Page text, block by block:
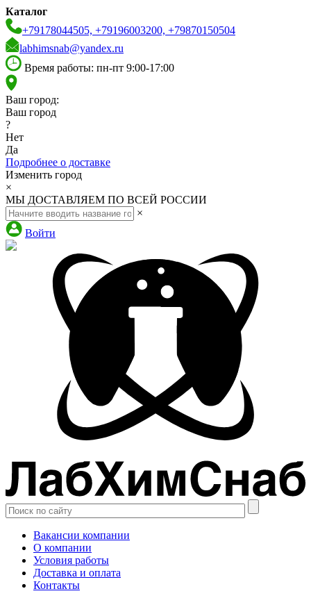
Каталог
+79178044505, +79196003200, +79870150504
labhimsnab@yandex.ru
Время работы: пн-пт 9:00-17:00
Ваш город:
Ваш город
?
Нет
Да
Подробнее о доставке
Изменить город
×
МЫ ДОСТАВЛЯЕМ ПО ВСЕЙ РОССИИ
×
Войти
Вакансии компании
О компании
Условия работы
Доставка и оплата
Контакты